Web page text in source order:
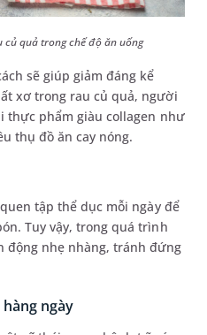
quả trong chế độ ăn uống
sẽ giúp giảm đáng kể
xơ trong rau củ quả, người
thực phẩm giàu collagen như
thụ đồ ăn cay nóng.
tập thể dục mỗi ngày để
Tuy vậy, trong quá trình
động nhẹ nhàng, tránh đứng
ngày